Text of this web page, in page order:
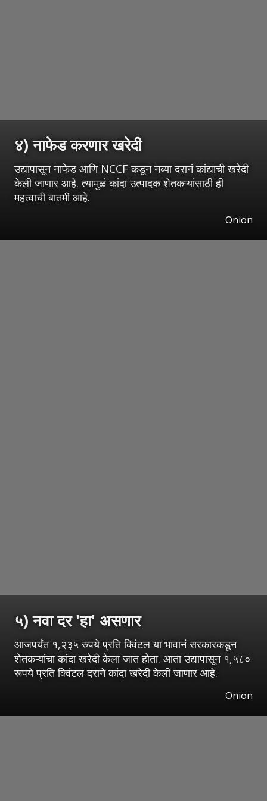
४) नाफेड करणार खरेदी
उद्यापासून नाफेड आणि NCCF कडून नव्या दरानं कांद्याची खरेदी
केली जाणार आहे. त्यामुळं कांदा उत्पादक शेतकऱ्यांसाठी ही
महत्वाची बातमी आहे.
Onion
५) नवा दर 'हा' असणार
आजपर्यंत १,२३५ रुपये प्रति क्विंटल या भावानं सरकारकडून
शेतकऱ्यांचा कांदा खरेदी केला जात होता. आता उद्यापासून १,५८०
रूपये प्रति क्विंटल दराने कांदा खरेदी केली जाणार आहे.
Onion